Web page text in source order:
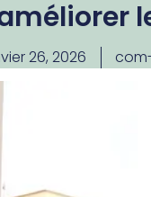
26, 2026